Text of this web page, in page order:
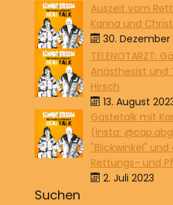
Auszeit vom
Karina und
30. Dezember
TELENOTARZT:
Anästhesist und
Hirsch
13. August
Gästetalk mit
(Insta:
"Blickwinkel"
Rettungs- und
2. Juli 2023
Suchen